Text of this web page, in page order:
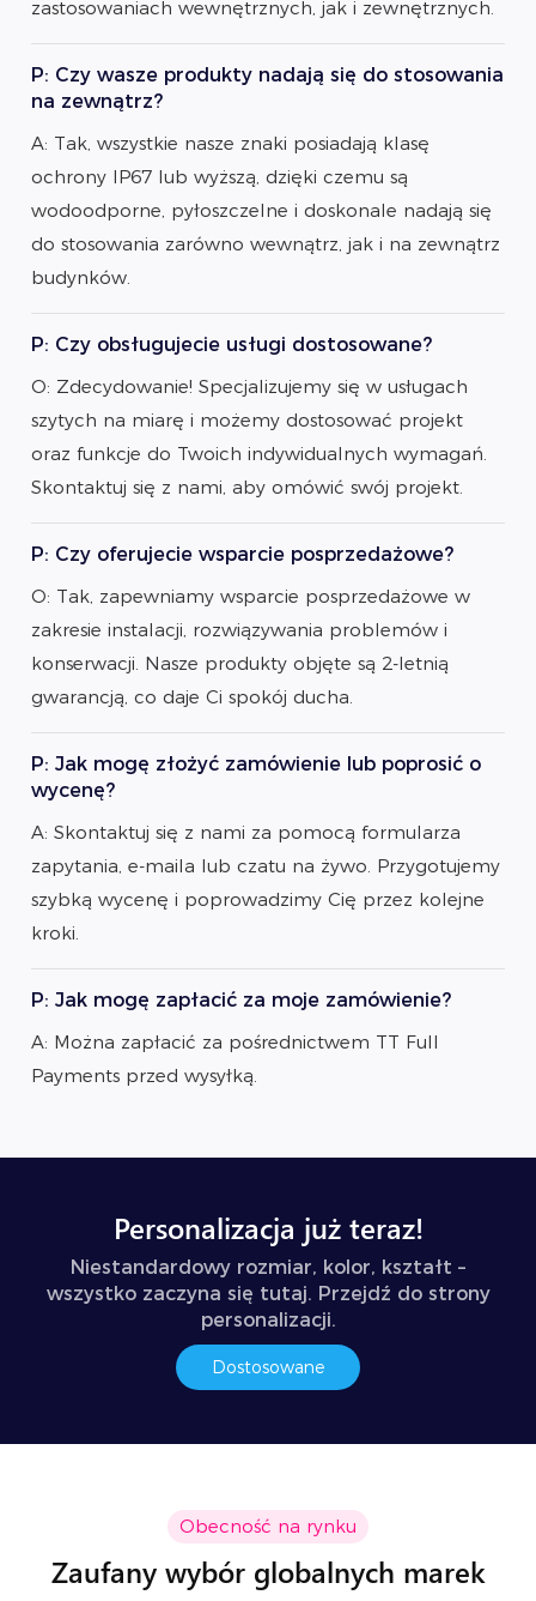
zastosowaniach wewnętrznych, jak i zewnętrznych.
P: Czy wasze produkty nadają się do stosowania
na zewnątrz?
A: Tak, wszystkie nasze znaki posiadają klasę
ochrony IP67 lub wyższą, dzięki czemu są
wodoodporne, pyłoszczelne i doskonale nadają się
do stosowania zarówno wewnątrz, jak i na zewnątrz
budynków.
P: Czy obsługujecie usługi dostosowane?
O: Zdecydowanie! Specjalizujemy się w usługach
szytych na miarę i możemy dostosować projekt
oraz funkcje do Twoich indywidualnych wymagań.
Skontaktuj się z nami, aby omówić swój projekt.
P: Czy oferujecie wsparcie posprzedażowe?
O: Tak, zapewniamy wsparcie posprzedażowe w
zakresie instalacji, rozwiązywania problemów i
konserwacji. Nasze produkty objęte są 2-letnią
gwarancją, co daje Ci spokój ducha.
P: Jak mogę złożyć zamówienie lub poprosić o
wycenę?
A: Skontaktuj się z nami za pomocą formularza
zapytania, e-maila lub czatu na żywo. Przygotujemy
szybką wycenę i poprowadzimy Cię przez kolejne
kroki.
P: Jak mogę zapłacić za moje zamówienie?
A: Można zapłacić za pośrednictwem TT Full
Payments przed wysyłką.
Personalizacja już teraz!
Niestandardowy rozmiar, kolor, kształt –
wszystko zaczyna się tutaj. Przejdź do strony
personalizacji.
Dostosowane
Obecność na rynku
Zaufany wybór globalnych marek